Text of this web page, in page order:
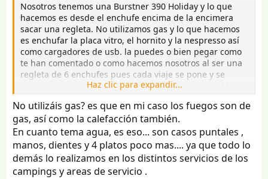
Nosotros tenemos una Burstner 390 Holiday y lo que
hacemos es desde el enchufe encima de la encimera
sacar una regleta. No utilizamos gas y lo que hacemos
es enchufar la placa vitro, el hornito y la nespresso así
como cargadores de usb. la puedes o bien pegar como
te han comentado o como hacemos nosotros al ser una
regleta de 6 enchufes pues cada viaje se pone y se
quita. Respecto al depósito de agua que está en el baúl
de la derecha debajo de la cama de matrimonio, intenté
hacer algún brico para sacarlo fuera pero como hay que
agujerear etc... al final como es de 30 litros
normalmente como mucho te lavas los dientes, la cara y
poca cosa más, con lo cual lo llenas el día que llegas y
como mucho lo rellenas una vez a los 8-10 días.
Haz clic para expandir...
No utilizáis gas? es que en mi caso los fuegos son de
gas, así como la calefacción también.
En cuanto tema agua, es eso... son casos puntales ,
manos, dientes y 4 platos poco mas.... ya que todo lo
demás lo realizamos en los distintos servicios de los
campings y areas de servicio .